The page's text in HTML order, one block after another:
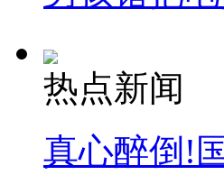
热点新闻
真心醉倒!